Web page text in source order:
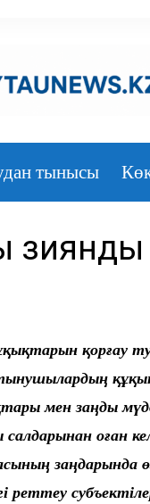
тынысы
қорғау
мен заңды
оған
реттеу